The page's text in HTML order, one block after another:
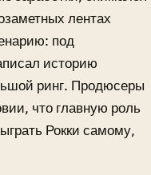
лентах
под
историю
ринг. Продюсеры
что главную роль
Рокки самому,